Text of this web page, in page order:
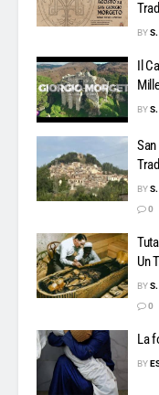
BY
Il
BY
BY
0
Un
BY
0
La
BY